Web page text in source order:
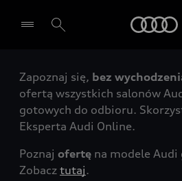
Wybierz Twojego
Zapoznaj się, bez
ofertą wszystkich salonów
gotowych do odbioru.
Eksperta Audi Online.
Poznaj ofertę na modele
Zobacz tutaj.